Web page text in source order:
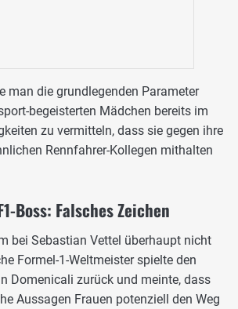
man die grundlegenden Parameter
begeisterten Mädchen bereits im
zu vermitteln, dass sie gegen ihre
Rennfahrer-Kollegen mithalten
Boss: Falsches Zeichen
bei Sebastian Vettel überhaupt nicht
Formel-1-Weltmeister spielte den
Domenicali zurück und meinte, dass
Aussagen Frauen potenziell den Weg